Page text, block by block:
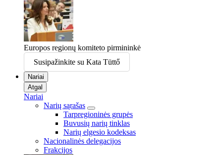
Europos regionų komiteto pirmininkė
Susipažinkite su Kata Tüttő
Nariai
Atgal
Nariai
Narių sąrašas
Tarpregioninės grupės
Buvusių narių tinklas
Narių elgesio kodeksas
Nacionalinės delegacijos
Frakcijos